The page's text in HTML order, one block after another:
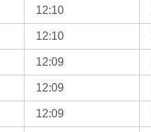
12:10
12:10
12:09
12:09
12:09